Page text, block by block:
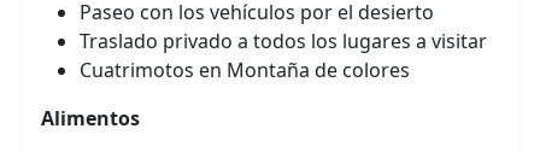
Paseo con los vehículos por el desierto
Traslado privado a todos los lugares a visitar
Cuatrimotos en Montaña de colores
Alimentos